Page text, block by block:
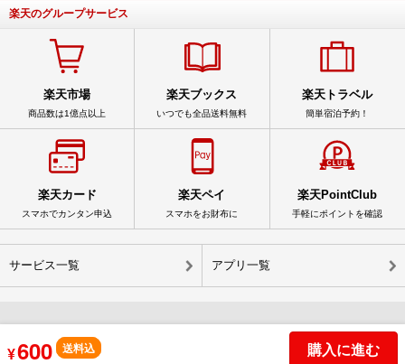
¥600 送料込 購入に進む
楽天のグループサービス
楽天市場
商品数は1億点以上
楽天ブックス
いつでも全品送料無料
楽天トラベル
簡単宿泊予約！
楽天カード
スマホでカンタン申込
楽天ペイ
スマホをお財布に
楽天PointClub
手軽にポイントを確認
サービス一覧 アプリ一覧